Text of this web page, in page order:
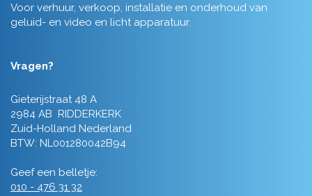
Voor verhuur, verkoop, installatie en onderhoud van
geluid- en video en licht apparatuur.
Vragen?
Gieterijstraat 48 A
2984 AB RIDDERKERK
Zuid-Holland Nederland
BTW: NL001280042B94
Geef een belletje:
010 - 476 31 32